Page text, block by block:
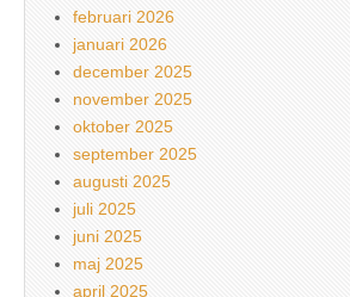
februari 2026
januari 2026
december 2025
november 2025
oktober 2025
september 2025
augusti 2025
juli 2025
juni 2025
maj 2025
april 2025